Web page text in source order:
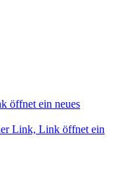
öffnet ein neues
Link, Link öffnet ein